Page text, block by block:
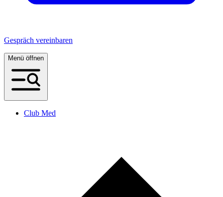
Gespräch vereinbaren
Menü öffnen
Club Med